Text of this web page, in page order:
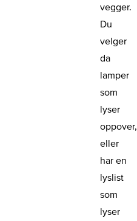
vegger.
Du
velger
da
lamper
som
lyser
oppover,
eller
har en
lyslist
som
lyser